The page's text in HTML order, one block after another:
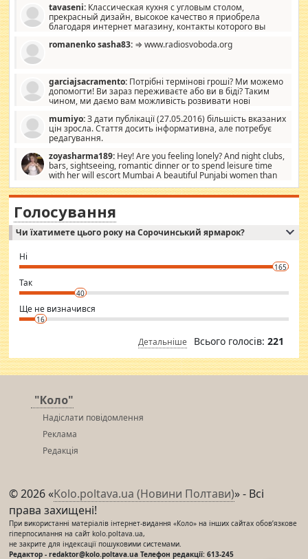
стандартные формы, в MebelOk, креативненько и что главное -
со вкусом все в порядке, без ненужных наворотов удорожающих
мебель, а это не последний фактор.
tavaseni: Классическая кухня с угловым столом,
прекрасный дизайн, высокое качество я приобрела
благодаря интернет магазину, контакты которого вы
romanenko sasha83: ⇒ www.radiosvoboda.org
garciajsacramento: Потрібні термінові гроші? Ми можемо
допомогти! Ви зараз переживаєте або ви в біді? Таким
чином, ми даємо вам можливість розвивати нові
допомагати людям, які намагаються дати їм шанс. Кожен
заслуговує на другий шанс, і, оскільки влада не зможе, вони
повинні приймати від інших. Для нас нема багато суми, і зрілість
витрат, а тільки узгоджених сум і нічого іншого. Не чекайте і не
коментуйте цей пост. Введіть суму, яку ви хочете подати, і ми
зв'яжемося з вами з усіма варіантами. зв'яжіться з нами
сьогодні на garciajsacramento@gmail.com Вам потрібні термінові
гроші? Ми можемо допомогти!
mumiyo:З дати публікації (27.05.2016) більшість вказаних
цін зросла. Стаття досить інформативна, але потребує
редагування.
zoyasharma189: Hey! Are you feeling lonely? And night clubs,
bars, sightseeing, romantic dinner or to spend leisure time
with her will escort Mumbai A beautiful Punjabi women than
sexy escort companion in arms that you guys feel like 5 star luxury
hotel had to spend the night in their search for loved solitaire free
woman "Love Solitaire" beautiful figure and shapely body shapes.
Independent escort in Mumbai, truthful, friendly and cheerful girl.
WhatsApp via an easily can see the latest pictures of her body and the
want to meet new people. Sakshi Mirchandani health and figure
conscious in order to keep yourself fit and regularly go to the health
club.
⇒ sakshimirchandani.com
Голосування
Чи їхатимете цього року на Сорочинський ярмарок?
Ні
165
Так
40
Ще не визначився
16
Детальніше Всього голосів: 221
"Коло"
Надіслати повідомлення
Реклама
Редакція
© 2026 «Kolo.poltava.ua (Новини Полтави)» - Всі
права захищені!
При використанні матеріалів інтернет-видання «Коло» на інших сайтах обов’язкове
гіперпосилання на сайт kolo.poltava.ua,
не закрите для індексації пошуковими системами.
Редактор - redaktor@kolo.poltava.ua Телефон редакції: 613-245